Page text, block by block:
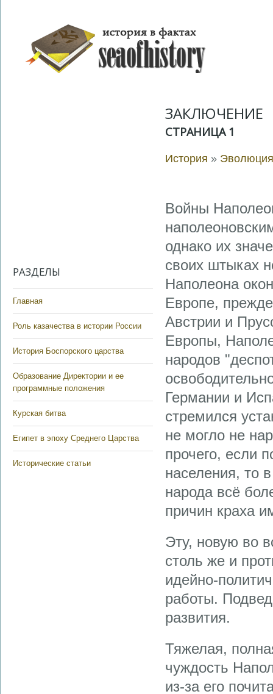
РАЗДЕЛЫ
Главная
Роль казачества в истории России
История Боспорского царства
Образование Директории и ее
программные положения
Курская битва
Египет в эпоху Среднего Царства
Исторические статьи
ЗАКЛЮЧЕНИЕ
СТРАНИЦА 1
История » Эволюция
Войны
однако их
своих штыках
Наполеона
Европе,
Австрии и
Европы,
народов
Германии и
стремился
не могло не
прочего, если
населения, то
народа всё
причин краха
Эту, новую во
столь же и
идейно-
работы.
развития.
Тяжелая,
чуждость
из-за его